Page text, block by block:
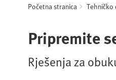
Početna stranica
Pripremite
Rješenja za